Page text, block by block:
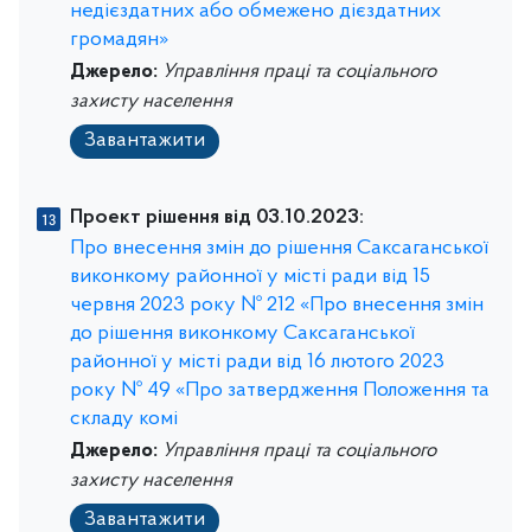
недієздатних або обмежено дієздатних
громадян»
Джерело: Управління праці та соціального
захисту населення
Завантажити
Проект рішення від 03.10.2023:
Про внесення змін до рішення Саксаганської
виконкому районної у місті ради від 15
червня 2023 року № 212 «Про внесення змін
до рішення виконкому Саксаганської
районної у місті ради від 16 лютого 2023
року № 49 «Про затвердження Положення та
складу комі
Джерело: Управління праці та соціального
захисту населення
Завантажити